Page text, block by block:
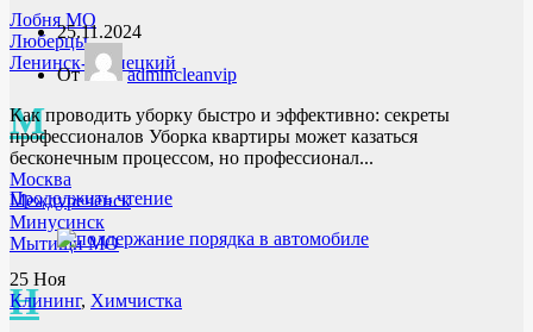
Лобня МО
Люберцы
Ленинск-Кузнецкий
М
Москва
Междуреченск
Минусинск
Мытищи МО
Н
25.11.2024
От
admincleanvip
Как проводить уборку быстро и эффективно: секреты
профессионалов Уборка квартиры может казаться
бесконечным процессом, но профессионал...
Продолжить чтение
25 Ноя
Клининг, Химчистка